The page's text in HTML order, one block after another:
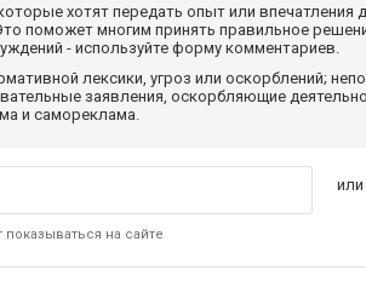
хотят передать опыт или впечатления
поможет многим принять правильное
- используйте форму комментариев.
лексики, угроз или оскорблений;
заявления, оскорбляющие
и самореклама.
на сайте
или